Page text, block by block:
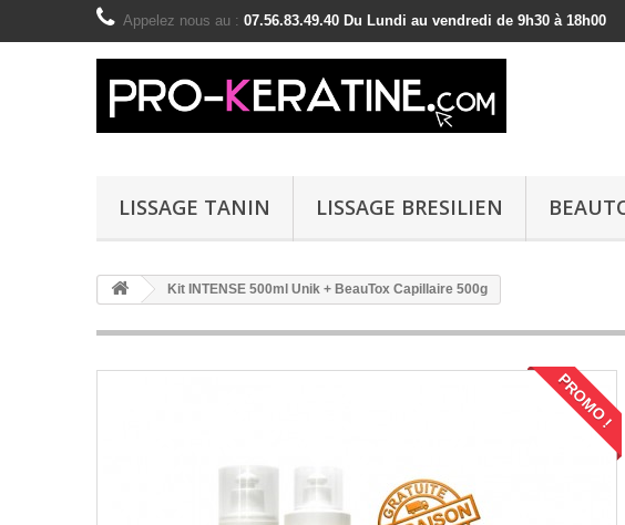
Appelez nous au : 07.56.83.49.40 Du Lundi au vendredi de 9h30 à 18h00
LISSAGE TANIN LISSAGE BRESILIEN
Kit INTENSE 500ml Unik + BeauTox Capillaire 500g
PROMO !